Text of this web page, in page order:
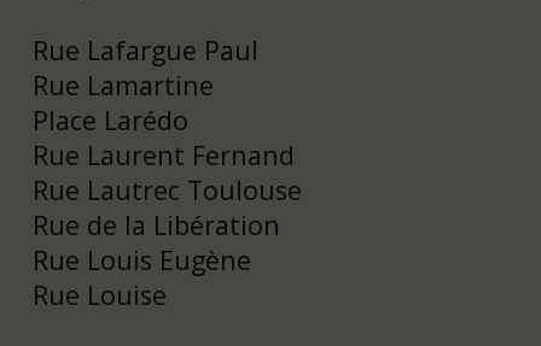
Rue Lafargue Paul
Rue Lamartine
Place Larédo
Rue Laurent Fernand
Rue Lautrec Toulouse
Rue de la Libération
Rue Louis Eugène
Rue Louise